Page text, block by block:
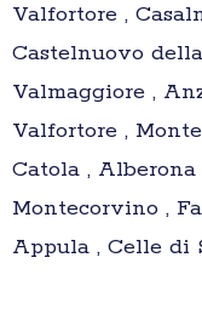
Valfortore ,
Castelnuovo
Valmaggiore ,
Valfortore ,
Catola ,
Montecorvino ,
Appula , Celle di